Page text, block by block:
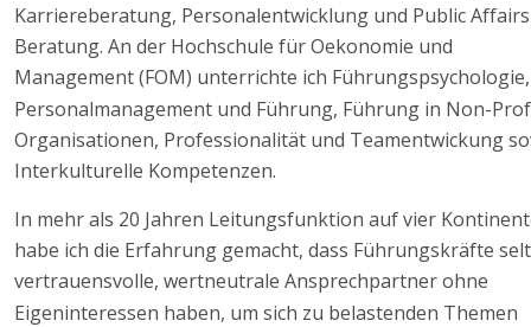
Karriereberatung, Personalentwicklung und Public
Beratung. An der Hochschule für Oekonomie und
Management (FOM) unterrichte ich
Personalmanagement und Führung, Führung in Non-
Organisationen, Professionalität und Teamentwickung
Interkulturelle Kompetenzen.
In mehr als 20 Jahren Leitungsfunktion auf vier
habe ich die Erfahrung gemacht, dass Führungskräfte
vertrauensvolle, wertneutrale Ansprechpartner ohne
Eigeninteressen haben, um sich zu belastenden Themen